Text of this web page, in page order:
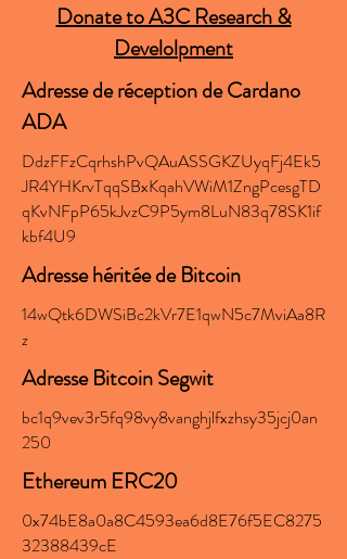
Donate to A3C Research &
Develolpment
Adresse de réception de Cardano
ADA
DdzFFzCqrhshPvQAuASSGKZUyqFj4Ek5
JR4YHKrvTqqSBxKqahVWiM1ZngPcesgTD
qKvNFpP65kJvzC9P5ym8LuN83q78SK1if
kbf4U9
Adresse héritée de Bitcoin
14wQtk6DWSiBc2kVr7E1qwN5c7MviAa8R
z
Adresse Bitcoin Segwit
bc1q9vev3r5fq98vy8vanghjlfxzhsy35jcj0an
250
Ethereum ERC20
0x74bE8a0a8C4593ea6d8E76f5EC8275
32388439cE